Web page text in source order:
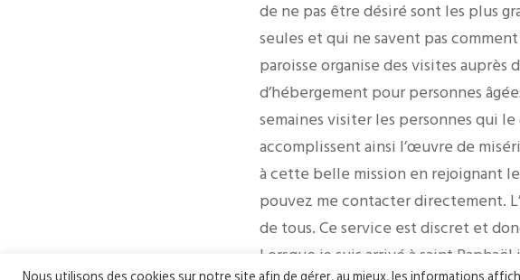
de ne pas être désiré sont les plus
seules et qui ne savent pas
paroisse organise des visites
d’hébergement pour personnes
semaines visiter les personnes qui
accomplissent ainsi l’œuvre de
à cette belle mission en rejoignant
pouvez me contacter directement.
de tous. Ce service est discret et
Lorsque je suis arrivé à saint